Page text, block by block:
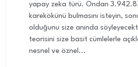
yapay zeka türü. Ondan
karekökünü bulmasını isteyin,
olduğunu size anında
teorisini size basit cümlelerle
nesnel ve öznel...